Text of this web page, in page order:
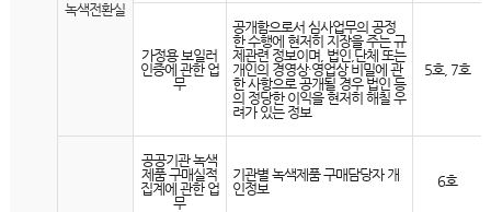
녹색전환실
가정용 보일러
인증에 관한 업
무
공개함으로서 심사업무의 공정
한 수행에 현저히 지장을 주는 규
제관련 정보이며, 법인,단체 또는
개인의 경영상·영업상 비밀에 관
한 사항으로 공개될 경우 법인 등
의 정당한 이익을 현저히 해칠 우
려가 있는 정보
5호, 7호
공공기관 녹색
제품 구매실적
집계에 관한 업
무
기관별 녹색제품 구매담당자 개
인정보
6호